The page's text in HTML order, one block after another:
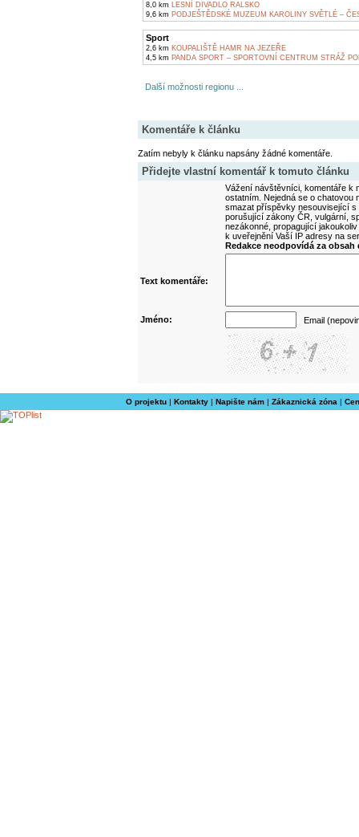
8,0 km LESNÍ DIVADLO RALSKO
9,6 km PODJEŠTĚDSKÉ MUZEUM KAROLINY SVĚTLÉ –
Sport
2,6 km KOUPALIŠTĚ HAMR NA JEZEŘE
4,5 km PANDA SPORT – SPORTOVNÍ CENTRUM STRÁŽ
Další možnosti regionu ...
Komentáře k článku
Zatím nebyly k článku napsány žádné komentáře.
Přidejte vlastní komentář k tomuto článku
Vážení návštěvníci, komentáře k
ostatním. Nejedná se o
smazat příspěvky nesouvisející
porušující zákony ČR, vulgární,
nezákonné, propagující
k uveřejnění Vaší IP adresy na
Redakce neodpovídá za
Text komentáře:
Jméno: Email
O projektu| Kontakty| Napište nám| Zákaznická zóna |